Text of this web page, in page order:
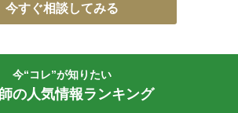
今すぐ相談してみる
今“コレ”が知りたい
の人気情報ランキング